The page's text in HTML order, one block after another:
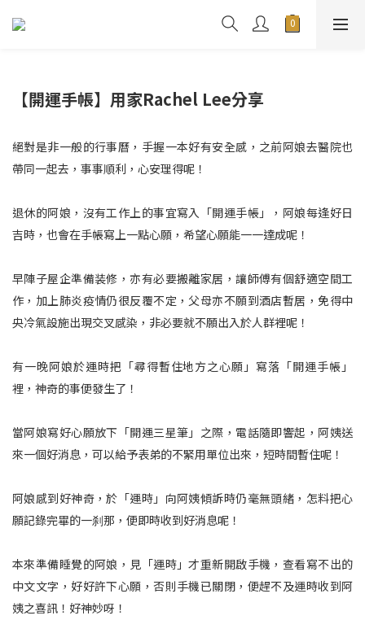
【開運手帳】用家Rachel Lee分享
絕對是非一般的行事曆，手握一本好有安全感，之前阿娘去醫院也
帶同一起去，事事順利，心安理得呢！
退休的阿娘，沒有工作上的事宜寫入「開運手帳」，阿娘每逢好日
吉時，也會在手帳寫上一點心願，希望心願能一一達成呢！
早陣子屋企準備装修，亦有必要搬離家居，讓師傅有個舒適空間工
作，加上肺炎疫情仍很反覆不定，父母亦不願到酒店暫居，免得中
央冷氣設施出現交叉感染，非必要就不願出入於人群裡呢！
有一晚阿娘於運時把「尋得暫住地方之心願」寫落「開運手帳」
裡，神奇的事便發生了！
當阿娘寫好心願放下「開運三星筆」之際，電話隨即響起，阿姨送
來一個好消息，可以給予表弟的不緊用單位出來，短時間暫住呢！
阿娘感到好神奇，於「運時」向阿姨傾訴時仍毫無頭緒，怎料把心
願記錄完畢的一刹那，便即時收到好消息呢！
本來準備睡覺的阿娘，見「運時」才重新開啟手機，查看寫不出的
中文文字，好好許下心願，否則手機已關閉，便趕不及運時收到阿
姨之喜訊！好神妙呀！